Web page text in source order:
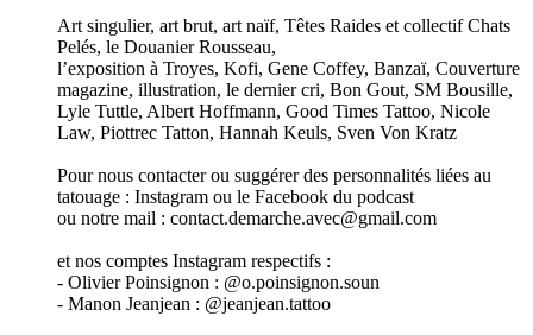
Art singulier, art brut, art naïf, Têtes Raides et collectif Chats
Pelés, le Douanier Rousseau,
l’exposition à Troyes, Kofi, Gene Coffey, Banzaï, Couverture
magazine, illustration, le dernier cri, Bon Gout, SM Bousille,
Lyle Tuttle, Albert Hoffmann, Good Times Tattoo, Nicole
Law, Piottrec Tatton, Hannah Keuls, Sven Von Kratz
Pour nous contacter ou suggérer des personnalités liées au
tatouage : Instagram ou le Facebook du podcast
ou notre mail : contact.demarche.avec@gmail.com
et nos comptes Instagram respectifs :
- Olivier Poinsignon : @o.poinsignon.soun
- Manon Jeanjean : @jeanjean.tattoo